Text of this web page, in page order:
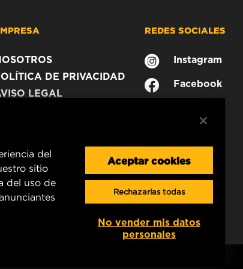
DE PRIVACIDAD
LEGAL
REDES SOCIALES
Instagram
Facebook
del
sitio
del uso de
Aceptar cookies
Rechazarlas todas
No vender mis datos
personales